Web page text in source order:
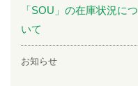
「SOU」の在庫状況につ
いて
お知らせ